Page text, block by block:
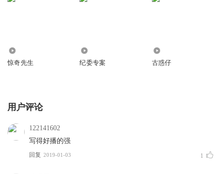
惊奇先生 纪委专案 古惑仔
用户评论
122141602
写得好播的强
回复 2019-01-03 1